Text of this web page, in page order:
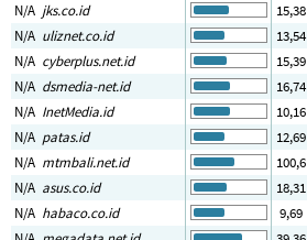
N/A jks.co.id 15,38
N/A uliznet.co.id 13,54
N/A cyberplus.net.id 15,39
N/A dsmedia-net.id 16,74
N/A InetMedia.id 10,16
N/A patas.id 12,69
N/A mtmbali.net.id 100,6
N/A asus.co.id 18,31
N/A habaco.co.id 9,69